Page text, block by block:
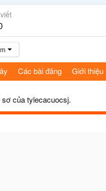
Các bài đăng Giới thiệu
sơ của tylecacuocsj.